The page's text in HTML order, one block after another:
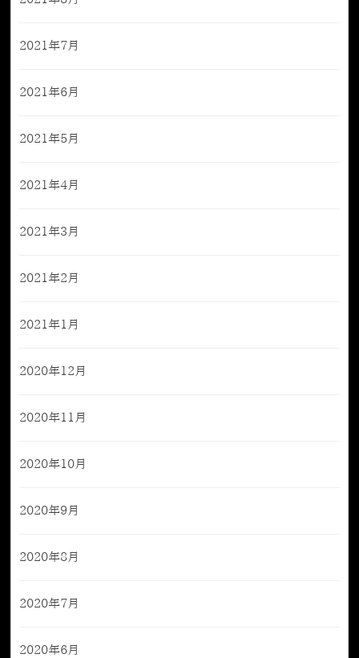
2021年7月
2021年6月
2021年5月
2021年4月
2021年3月
2021年2月
2021年1月
2020年12月
2020年11月
2020年10月
2020年9月
2020年8月
2020年7月
2020年6月